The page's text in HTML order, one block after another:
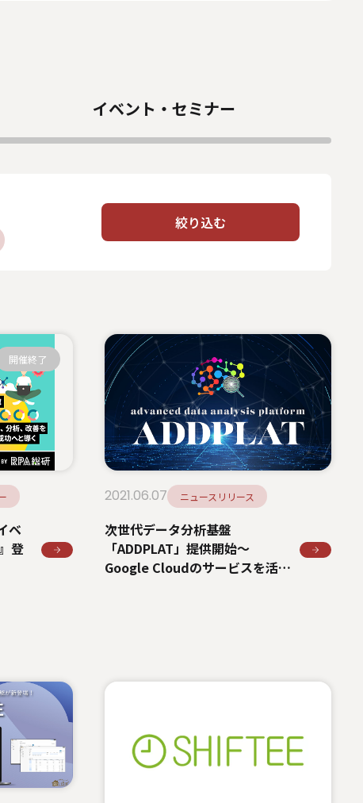
イベント・セミナー
絞り込む
ベ
登
開催終了
2021.06.07 ニュースリリース
次世代データ分析基盤
「ADDPLAT」提供開始～
Google Cloudのサービスを活用